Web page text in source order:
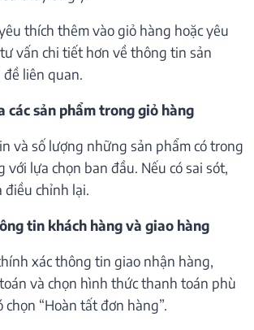
thích thêm vào giỏ hàng hoặc yêu
tư vấn chi tiết hơn về thông tin sản
đề liên quan.
các sản phẩm trong giỏ hàng
và số lượng những sản phẩm có trong
với lựa chọn ban đầu. Nếu có sai sót,
điều chỉnh lại.
tin khách hàng và giao hàng
xác thông tin giao nhận hàng,
và chọn hình thức thanh toán phù
chọn “Hoàn tất đơn hàng”.